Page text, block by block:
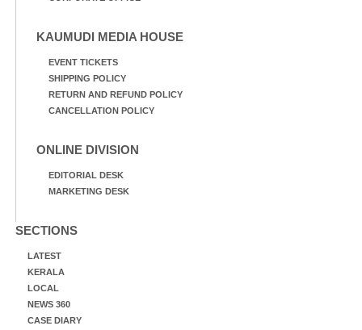
KAUMUDI MEDIA HOUSE
EVENT TICKETS
SHIPPING POLICY
RETURN AND REFUND POLICY
CANCELLATION POLICY
ONLINE DIVISION
EDITORIAL DESK
MARKETING DESK
SECTIONS
LATEST
KERALA
LOCAL
NEWS 360
CASE DIARY